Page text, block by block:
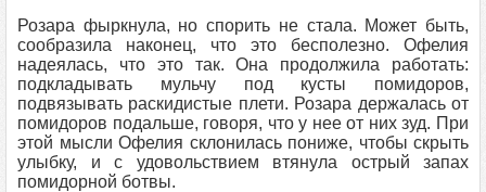
Розара фыркнула, но спорить не стала. Может быть,
сообразила наконец, что это бесполезно. Офелия
надеялась, что это так. Она продолжила работать:
подкладывать мульчу под кусты помидоров,
подвязывать раскидистые плети. Розара держалась от
помидоров подальше, говоря, что у нее от них зуд. При
этой мысли Офелия склонилась пониже, чтобы скрыть
улыбку, и с удовольствием втянула острый запах
помидорной ботвы.